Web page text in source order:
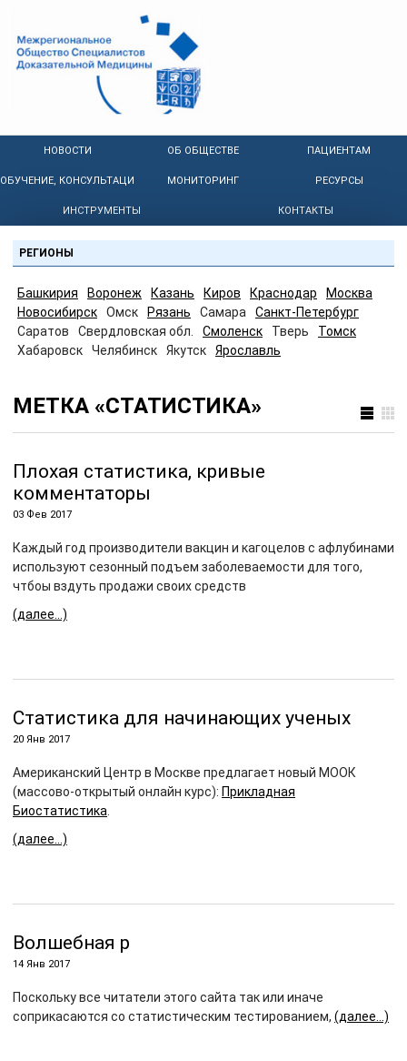
НОВОСТИ ОБ ОБЩЕСТВЕ ПАЦИЕНТАМ
ОБУЧЕНИЕ, КОНСУЛЬТАЦИИ МОНИТОРИНГ РЕСУРСЫ
ИНСТРУМЕНТЫ КОНТАКТЫ
РЕГИОНЫ
Башкирия Воронеж Казань Киров Краснодар
Москва
Новосибирск
Омск Рязань Самара
Санкт-Петербург
Саратов
Свердловская обл. Смоленск Тверь
Томск
Хабаровск
Челябинск Якутск Ярославль
МЕТКА «СТАТИСТИКА»
Плохая статистика, кривые
комментаторы
03 Фев 2017
Каждый год производители вакцин и кагоцелов с афлубинами
используют сезонный подъем заболеваемости для того,
чтбоы вздуть продажи своих средств
(далее…)
Статистика для начинающих ученых
20 Янв 2017
Американский Центр в Москве предлагает новый МООК
(массово-открытый онлайн курс): Прикладная
Биостатистика
(далее…)
Волшебная p
14 Янв 2017
Поскольку все читатели этого сайта так или иначе
соприкасаются со статистическим тестированием, (далее…)